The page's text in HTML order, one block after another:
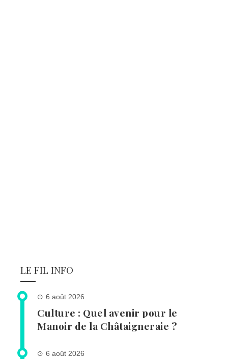
LE FIL INFO
6 août 2026
Culture : Quel avenir pour le
Manoir de la Châtaigneraie ?
6 août 2026